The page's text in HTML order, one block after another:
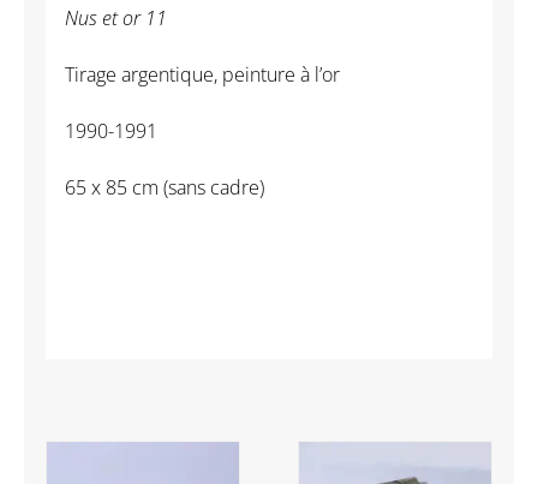
Nus et or 11
Tirage argentique, peinture à l’or
1990-1991
65 x 85 cm (sans cadre)